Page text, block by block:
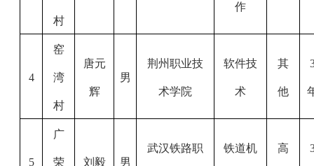
村
作
4
窑
湾
村
唐元
辉
男
荆州职业技
术学院
软件技
术
其
他
5
广
荣 刘毅 男
武汉铁路职 铁道机 高